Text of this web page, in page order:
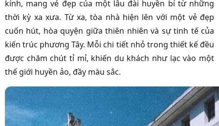
kính, mang vẻ đẹp của một lâu đài huyền bí từ những
thời kỳ xa xưa. Từ xa, tòa nhà hiện lên với một vẻ đẹp
cuốn hút, hòa quyện giữa thiên nhiên và sự tinh tế của
kiến trúc phương Tây. Mỗi chi tiết nhỏ trong thiết kế đều
được chăm chút tỉ mỉ, khiến du khách như lạc vào một
thế giới huyền ảo, đầy màu sắc.